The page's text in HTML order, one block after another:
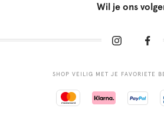
Wil je ons
SHOP VEILIG MET JE FAVORIETE